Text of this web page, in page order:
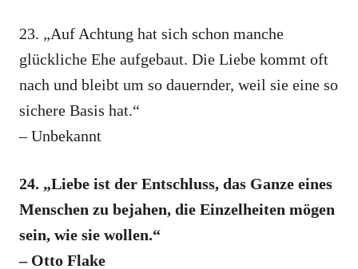
23. „Auf Achtung hat sich schon manche
glückliche Ehe aufgebaut. Die Liebe kommt oft
nach und bleibt um so dauernder, weil sie eine so
sichere Basis hat.“
– Unbekannt
24. „Liebe ist der Entschluss, das Ganze eines
Menschen zu bejahen, die Einzelheiten mögen
sein, wie sie wollen.“
– Otto Flake